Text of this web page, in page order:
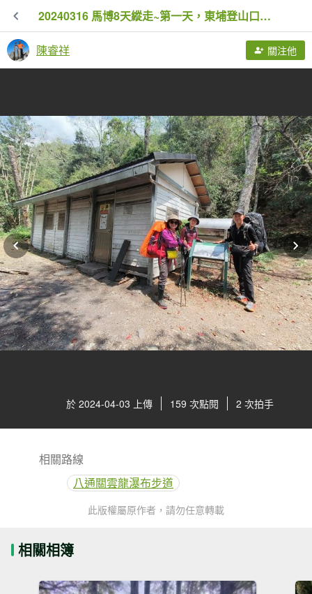
20240316 馬博8天縱走~第一天，東埔登山口到觀高工作站
陳睿祥 關注他
於 2024-04-03 上傳 159 次點閱 2 次拍手
相關路線
八通關雲龍瀑布步道
此版權屬原作者，請勿任意轉載
相關相簿